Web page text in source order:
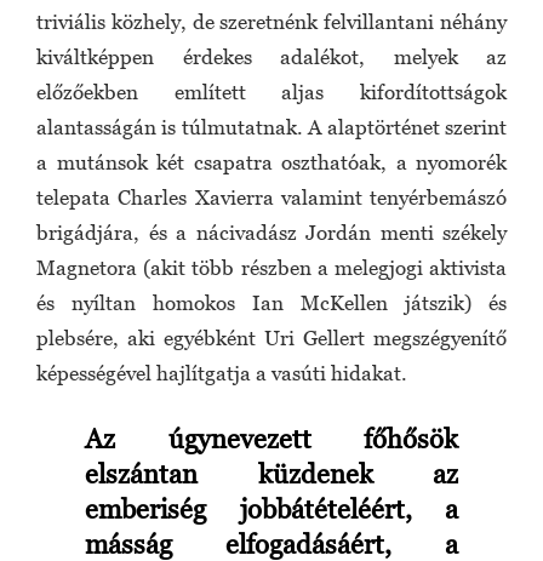
triviális közhely, de szeretnénk felvillantani néhány
kiváltképpen érdekes adalékot, melyek az
előzőekben említett aljas kifordítottságok
alantasságán is túlmutatnak. A alaptörténet szerint
a mutánsok két csapatra oszthatóak, a nyomorék
telepata Charles Xavierra valamint tenyérbemászó
brigádjára, és a nácivadász Jordán menti székely
Magnetora (akit több részben a melegjogi aktivista
és nyíltan homokos Ian McKellen játszik) és
plebsére, aki egyébként Uri Gellert megszégyenítő
képességével hajlítgatja a vasúti hidakat.
Az úgynevezett főhősök
elszántan küzdenek az
emberiség jobbátételéért, a
másság elfogadásáért, a